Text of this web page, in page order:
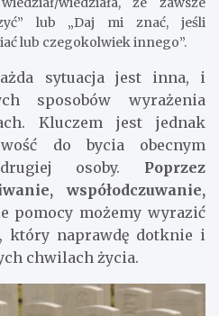
lub „Daj mi znać, jeśli
lub czegokolwiek innego”.
sytuacja jest inna, i
sposobów wyrażenia
Kluczem jest jednak
do bycia obecnym
osoby. Poprzez
współodczuwanie,
pomocy możemy wyrazić
który naprawdę dotknie i
chwilach życia.